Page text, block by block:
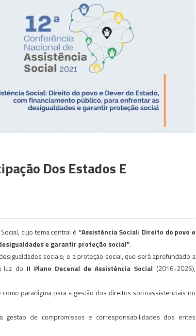
Dos Estados E
cujo tema central é “Assistência Social: Direito do povo e
e garantir proteção social”.
sociais; e a proteção social, que será aprofundado a
luz do II Plano Decenal de Assistência Social (2016-2026),
paradigma para a gestão dos direitos socioassistenciais no
gestão de compromissos e corresponsabilidades dos entes